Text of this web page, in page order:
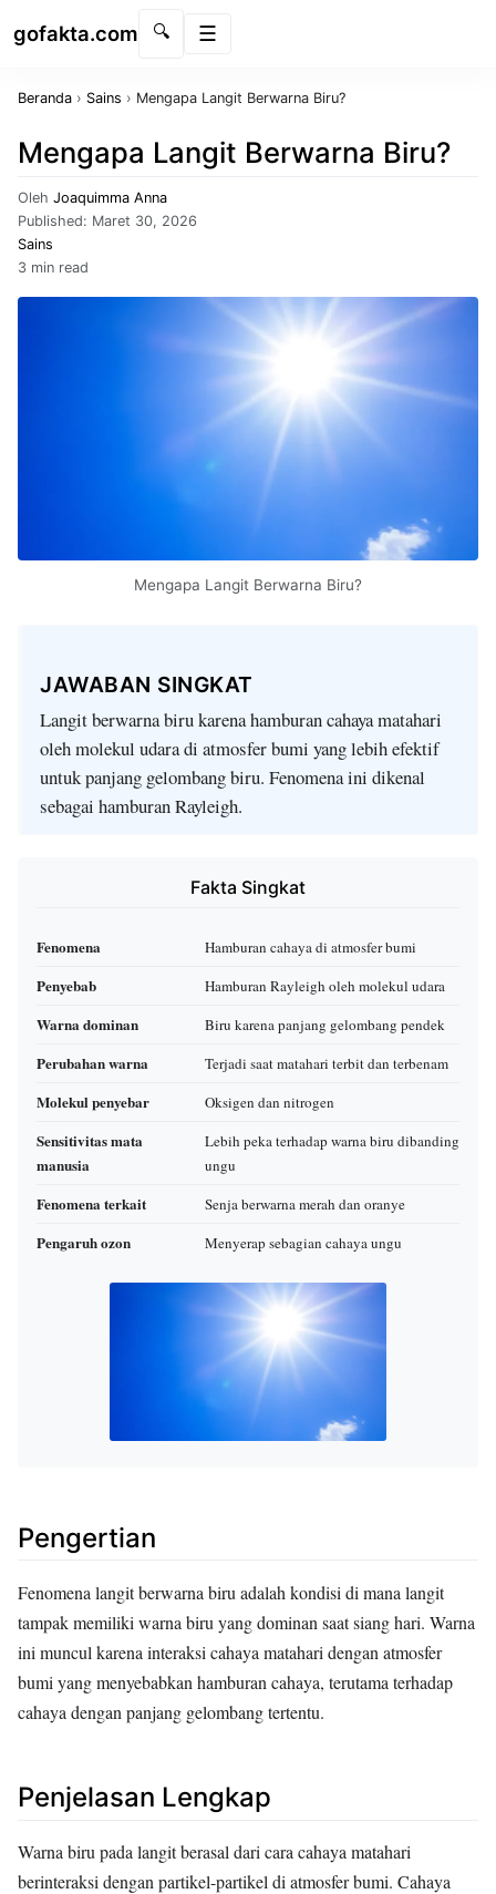
gofakta.com 🔍
Beranda › Sains › Mengapa Langit Berwarna Biru?
Mengapa Langit Berwarna Biru?
Oleh Joaquimma Anna
Published: Maret 30, 2026
Sains
3 min read
Mengapa Langit Berwarna Biru?
JAWABAN SINGKAT
Langit berwarna biru karena hamburan cahaya matahari
oleh molekul udara di atmosfer bumi yang lebih efektif
untuk panjang gelombang biru. Fenomena ini dikenal
sebagai hamburan Rayleigh.
Fakta Singkat
Fenomena Hamburan cahaya di atmosfer bumi
Penyebab Hamburan Rayleigh oleh molekul udara
Warna dominan Biru karena panjang gelombang pendek
Perubahan warna Terjadi saat matahari terbit dan terbenam
Molekul penyebar Oksigen dan nitrogen
Sensitivitas mata
manusia
Lebih peka terhadap warna biru dibanding
ungu
Fenomena terkait Senja berwarna merah dan oranye
Pengaruh ozon Menyerap sebagian cahaya ungu
Pengertian
Fenomena langit berwarna biru adalah kondisi di mana langit
tampak memiliki warna biru yang dominan saat siang hari. Warna
ini muncul karena interaksi cahaya matahari dengan atmosfer
bumi yang menyebabkan hamburan cahaya, terutama terhadap
cahaya dengan panjang gelombang tertentu.
Penjelasan Lengkap
Warna biru pada langit berasal dari cara cahaya matahari
berinteraksi dengan partikel-partikel di atmosfer bumi. Cahaya